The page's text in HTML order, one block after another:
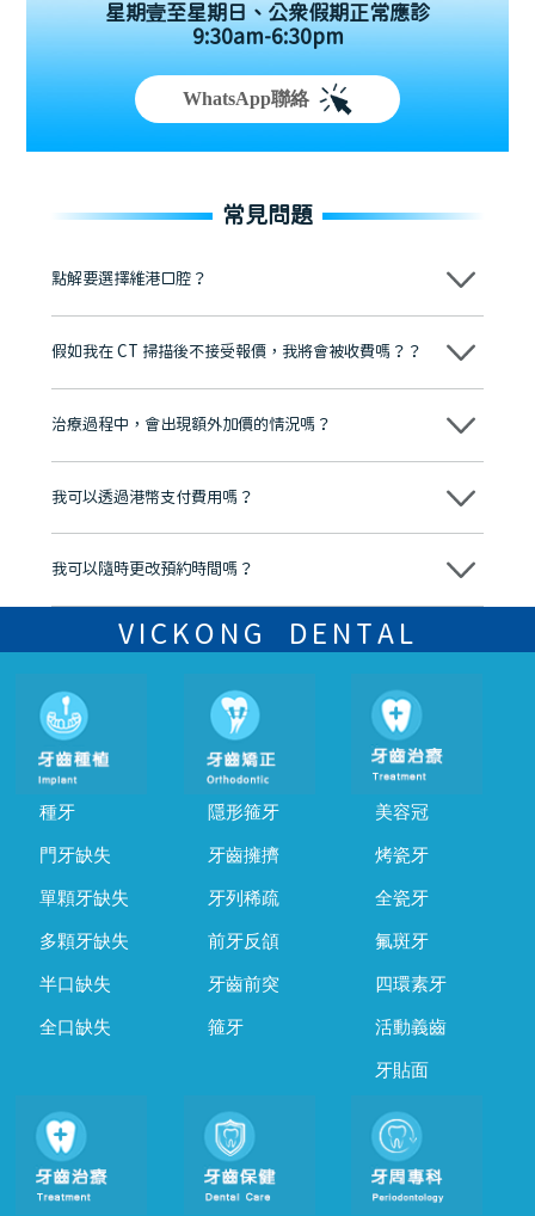
星期壹至星期日、公眾假期正常應診
9:30am-6:30pm
WhatsApp聯絡
常見問題
點解要選擇維港口腔？
維港口腔踐行「醫道濟世」的大學校訓，各分院匯聚來自香港、內地的
牌」、「2025香港企業領袖品牌」，是諾貝爾種植系統全球放心植牙中
至今已服務超過三十個國家和地區的顧客，受到粵港澳大灣區及周邊城
市市民極高的口碑評價及信任推薦 珠海、深圳設有八大分院，香港亦設
有咨詢及服務保障中心，有任何問題都可以隨時預約免費咨詢，讓人十
假如我在 CT 掃描後不接受報價，我將會被收費嗎？？
不會！只要未開始實際服務之前，你不會被收取任何費用。
治療過程中，會出現額外加價的情況嗎？
不會，治療前我們會詳細說明治療方案及對應的價錢，顧客同意並簽字
我可以透過港幣支付費用嗎？
可以。維港口腔會按照當日匯率轉算收取費用，而匯率會及時告知客人
我可以隨時更改預約時間嗎？
可以，請盡早通過wechat或whatsapp聯絡我們，告知我們你原本預約
的時間及資料，並且重新預約的日期及時段
VICKONG DENTAL
種牙
門牙缺失
單顆牙缺失
多顆牙缺失
半口缺失
全口缺失
隱形箍牙
牙齒擁擠
牙列稀疏
前牙反頜
牙齒前突
箍牙
美容冠
烤瓷牙
全瓷牙
氟斑牙
四環素牙
活動義齒
牙貼面